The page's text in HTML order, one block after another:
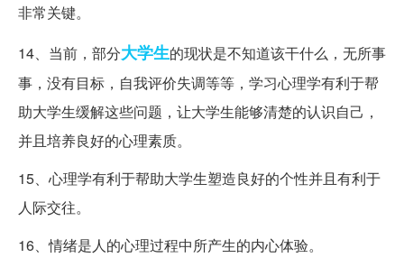
非常关键。
14、当前，部分大学生的现状是不知道该干什么，无所事
事，没有目标，自我评价失调等等，学习心理学有利于帮
助大学生缓解这些问题，让大学生能够清楚的认识自己，
并且培养良好的心理素质。
15、心理学有利于帮助大学生塑造良好的个性并且有利于
人际交往。
16、情绪是人的心理过程中所产生的内心体验。